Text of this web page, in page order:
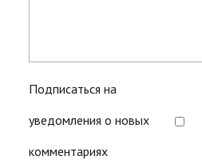
Подписаться на
уведомления о новых
комментариях